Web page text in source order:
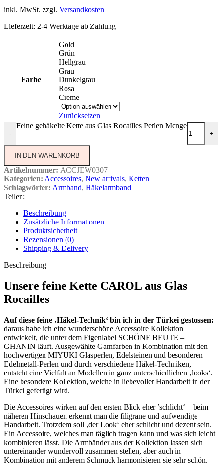
inkl. MwSt. zzgl. Versandkosten
Lieferzeit: 2-4 Werktage ab Zahlung
Farbe
Gold
Grün
Hellgrau
Grau
Dunkelgrau
Rosa
Creme
Zurücksetzen
-
Feine gehäkelte Kette aus Glas Rocailles Perlen Menge
+
IN DEN WARENKORB
Artikelnummer: ACCJEW0307
Kategorien: Accessoires, New arrivals, Ketten
Schlagwörter: Armband, Häkelarmband
Teilen:
Beschreibung
Zusätzliche Informationen
Produktsicherheit
Rezensionen (0)
Shipping & Delivery
Beschreibung
Unsere feine Kette CAROL aus Glas
Rocailles
Auf diese feine ‚Häkel-Technik‘ bin ich in der Türkei gestossen:
daraus habe ich eine wunderschöne Accessoire Kollektion
entwickelt, die unter dem Eigenlabel SCHÖNE BEUTE –
GHANIN läuft. Ausgewählte Garnfarben in Kombination mit den
hochwertigen MIYUKI Glasperlen, Edelsteinen und besonderen
Edelmetall-Perlen und durch verschiedene Häkel-Techniken,
entsteht eine Vielfalt an Modellen in ganz unterschiedlichen ‚looks‘.
Eine besondere Kollektion, welche in liebevoller Handarbeit in der
Türkei gefertigt wird.
Die Accessoires wirken auf den ersten Blick eher ’schlicht‘ – beim
näheren Hinschauen erkennt man die filigrane und aufwendige
Handarbeit. Trotzdem soll ‚der Look‘ eher schlicht und dezent sein.
Ein Accessoire, welches man täglich tragen kann und was sich leicht
kombinieren lässt. Die Armbänder aus der Kollektion lassen sich
untereinander wundervoll zusammen stellen, aber auch in
Kombination mit anderem Schmuck harmonisieren sie sehr schön.